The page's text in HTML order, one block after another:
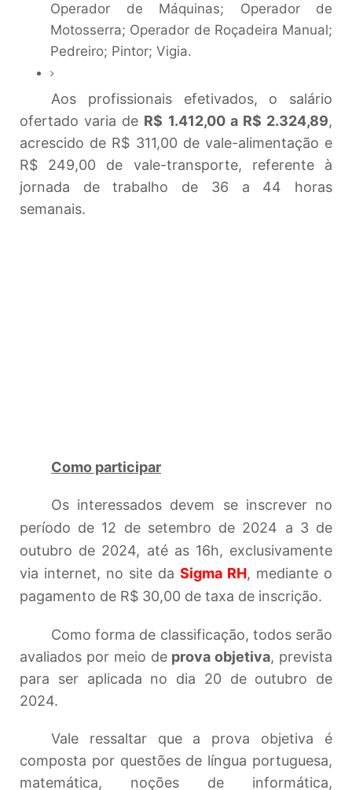
Operador de Máquinas; Operador de
Motosserra; Operador de Roçadeira Manual;
Pedreiro; Pintor; Vigia.
Aos profissionais efetivados, o salário
ofertado varia de R$ 1.412,00 a R$ 2.324,89,
acrescido de R$ 311,00 de vale-alimentação e
R$ 249,00 de vale-transporte, referente à
jornada de trabalho de 36 a 44 horas
semanais.
Como participar
Os interessados devem se inscrever no
período de 12 de setembro de 2024 a 3 de
outubro de 2024, até as 16h, exclusivamente
via internet, no site da Sigma RH, mediante o
pagamento de R$ 30,00 de taxa de inscrição.
Como forma de classificação, todos serão
avaliados por meio de prova objetiva, prevista
para ser aplicada no dia 20 de outubro de
2024.
Vale ressaltar que a prova objetiva é
composta por questões de língua portuguesa,
matemática, noções de informática,